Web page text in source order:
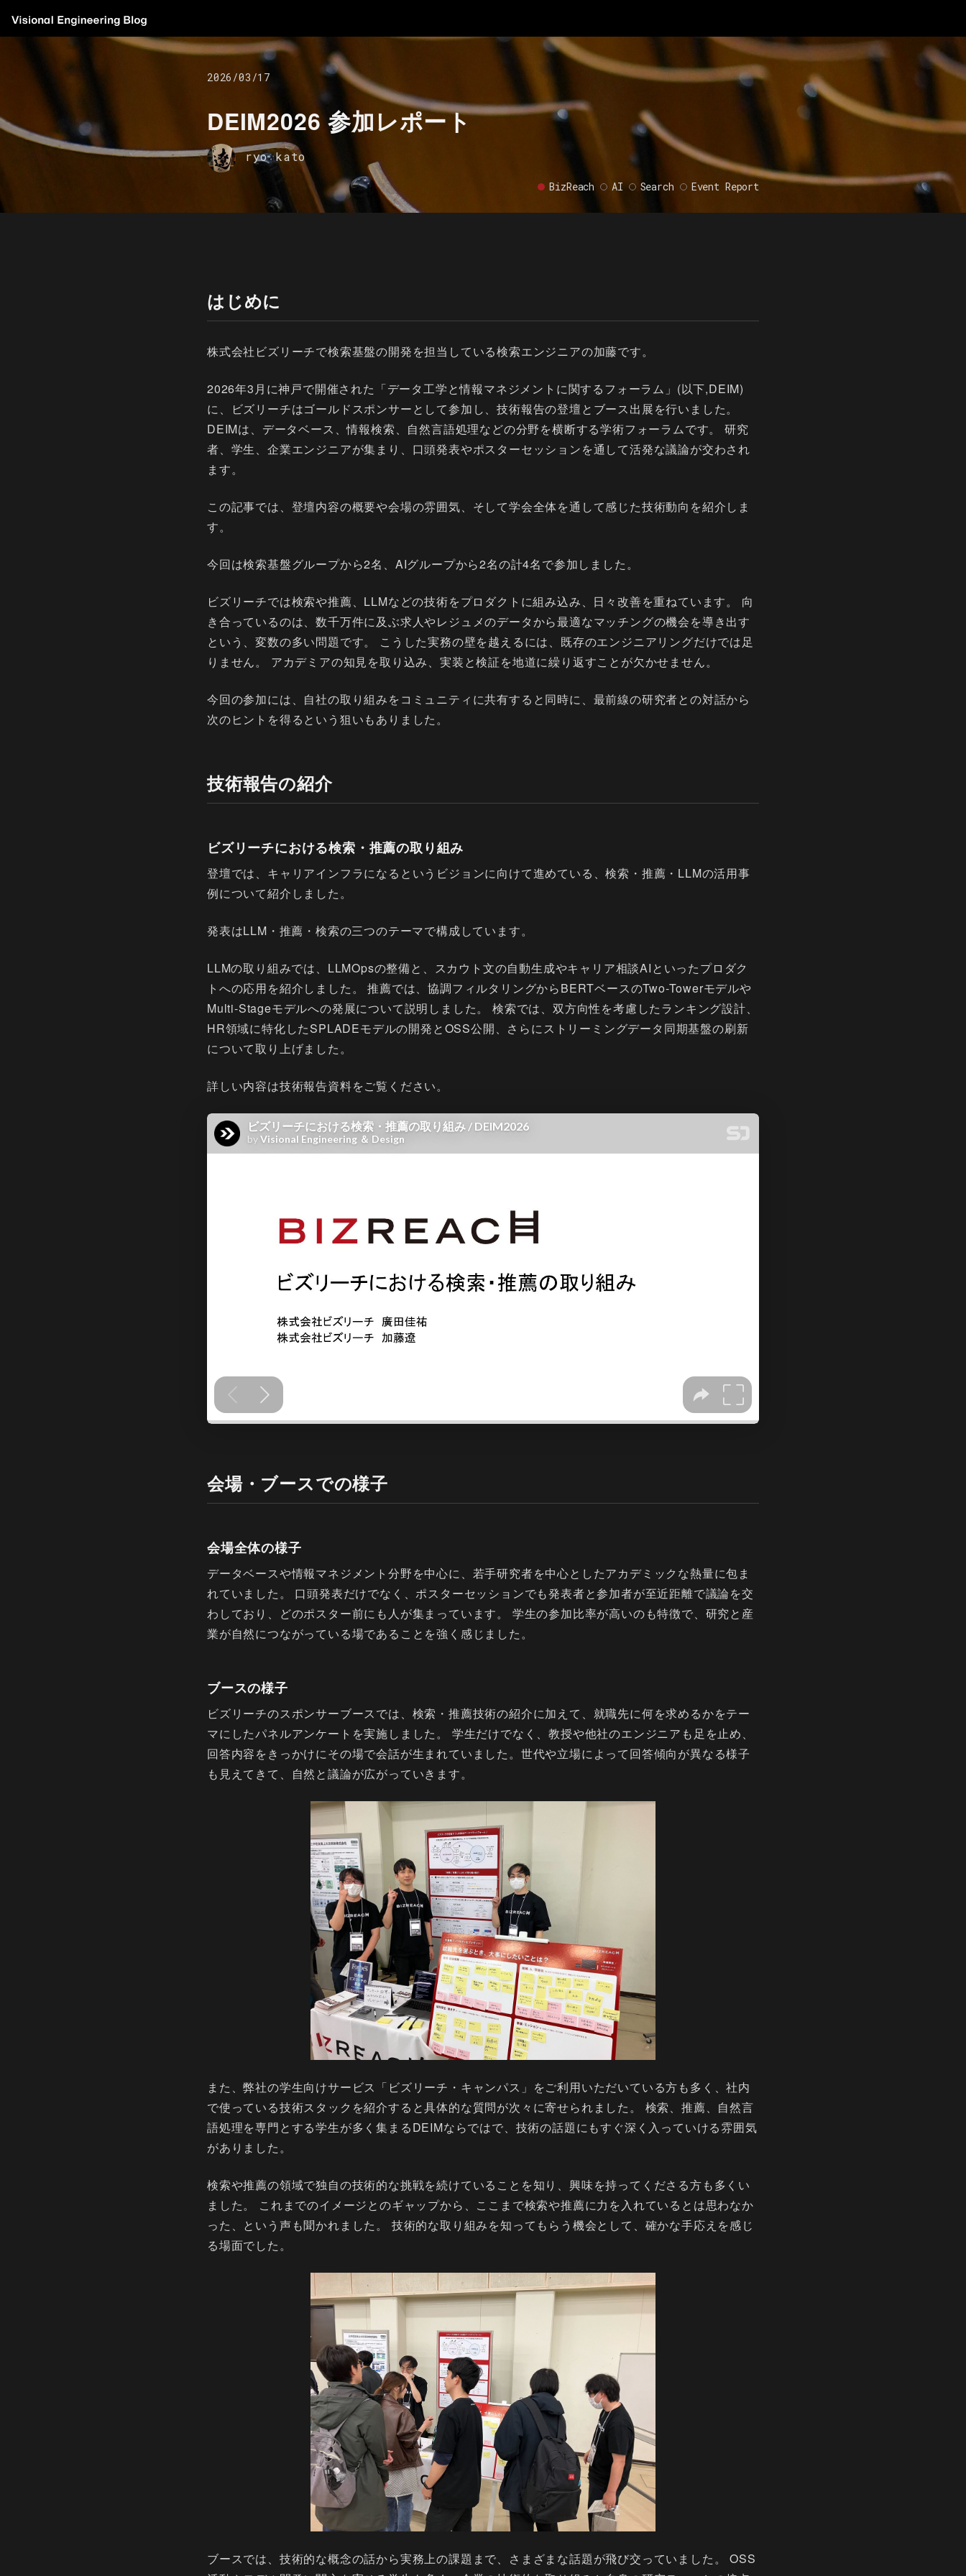
2026/03/17
DEIM2026 参加レポート
ryo kato
BizReach AI Search Event Report
はじめに
株式会社ビズリーチで検索基盤の開発を担当している検索エンジニアの加藤です。
2026年3月に神戸で開催された「データ工学と情報マネジメントに関するフォーラム」(以下,DEIM)
に、ビズリーチはゴールドスポンサーとして参加し、技術報告の登壇とブース出展を行いました。
DEIMは、データベース、情報検索、自然言語処理などの分野を横断する学術フォーラムです。 研究
者、学生、企業エンジニアが集まり、口頭発表やポスターセッションを通して活発な議論が交わされ
ます。
この記事では、登壇内容の概要や会場の雰囲気、そして学会全体を通して感じた技術動向を紹介しま
す。
今回は検索基盤グループから2名、AIグループから2名の計4名で参加しました。
ビズリーチでは検索や推薦、LLMなどの技術をプロダクトに組み込み、日々改善を重ねています。 向
き合っているのは、数千万件に及ぶ求人やレジュメのデータから最適なマッチングの機会を導き出す
という、変数の多い問題です。 こうした実務の壁を越えるには、既存のエンジニアリングだけでは足
りません。 アカデミアの知見を取り込み、実装と検証を地道に繰り返すことが欠かせません。
今回の参加には、自社の取り組みをコミュニティに共有すると同時に、最前線の研究者との対話から
次のヒントを得るという狙いもありました。
技術報告の紹介
ビズリーチにおける検索・推薦の取り組み
登壇では、キャリアインフラになるというビジョンに向けて進めている、検索・推薦・LLMの活用事
例について紹介しました。
発表はLLM・推薦・検索の三つのテーマで構成しています。
LLMの取り組みでは、LLMOpsの整備と、スカウト文の自動生成やキャリア相談AIといったプロダク
トへの応用を紹介しました。 推薦では、協調フィルタリングからBERTベースのTwo-Towerモデルや
Multi-Stageモデルへの発展について説明しました。 検索では、双方向性を考慮したランキング設計、
HR領域に特化したSPLADEモデルの開発とOSS公開、さらにストリーミングデータ同期基盤の刷新
について取り上げました。
詳しい内容は技術報告資料をご覧ください。
会場・ブースでの様子
会場全体の様子
データベースや情報マネジメント分野を中心に、若手研究者を中心としたアカデミックな熱量に包ま
れていました。 口頭発表だけでなく、ポスターセッションでも発表者と参加者が至近距離で議論を交
わしており、どのポスター前にも人が集まっています。 学生の参加比率が高いのも特徴で、研究と産
業が自然につながっている場であることを強く感じました。
ブースの様子
ビズリーチのスポンサーブースでは、検索・推薦技術の紹介に加えて、就職先に何を求めるかをテー
マにしたパネルアンケートを実施しました。 学生だけでなく、教授や他社のエンジニアも足を止め、
回答内容をきっかけにその場で会話が生まれていました。世代や立場によって回答傾向が異なる様子
も見えてきて、自然と議論が広がっていきます。
また、弊社の学生向けサービス「ビズリーチ・キャンパス」をご利用いただいている方も多く、社内
で使っている技術スタックを紹介すると具体的な質問が次々に寄せられました。 検索、推薦、自然言
語処理を専門とする学生が多く集まるDEIMならではで、技術の話題にもすぐ深く入っていける雰囲気
がありました。
検索や推薦の領域で独自の技術的な挑戦を続けていることを知り、興味を持ってくださる方も多くい
ました。 これまでのイメージとのギャップから、ここまで検索や推薦に力を入れているとは思わなか
った、という声も聞かれました。 技術的な取り組みを知ってもらう機会として、確かな手応えを感じ
る場面でした。
ブースでは、技術的な概念の話から実務上の課題まで、さまざまな話題が飛び交っていました。 OSS